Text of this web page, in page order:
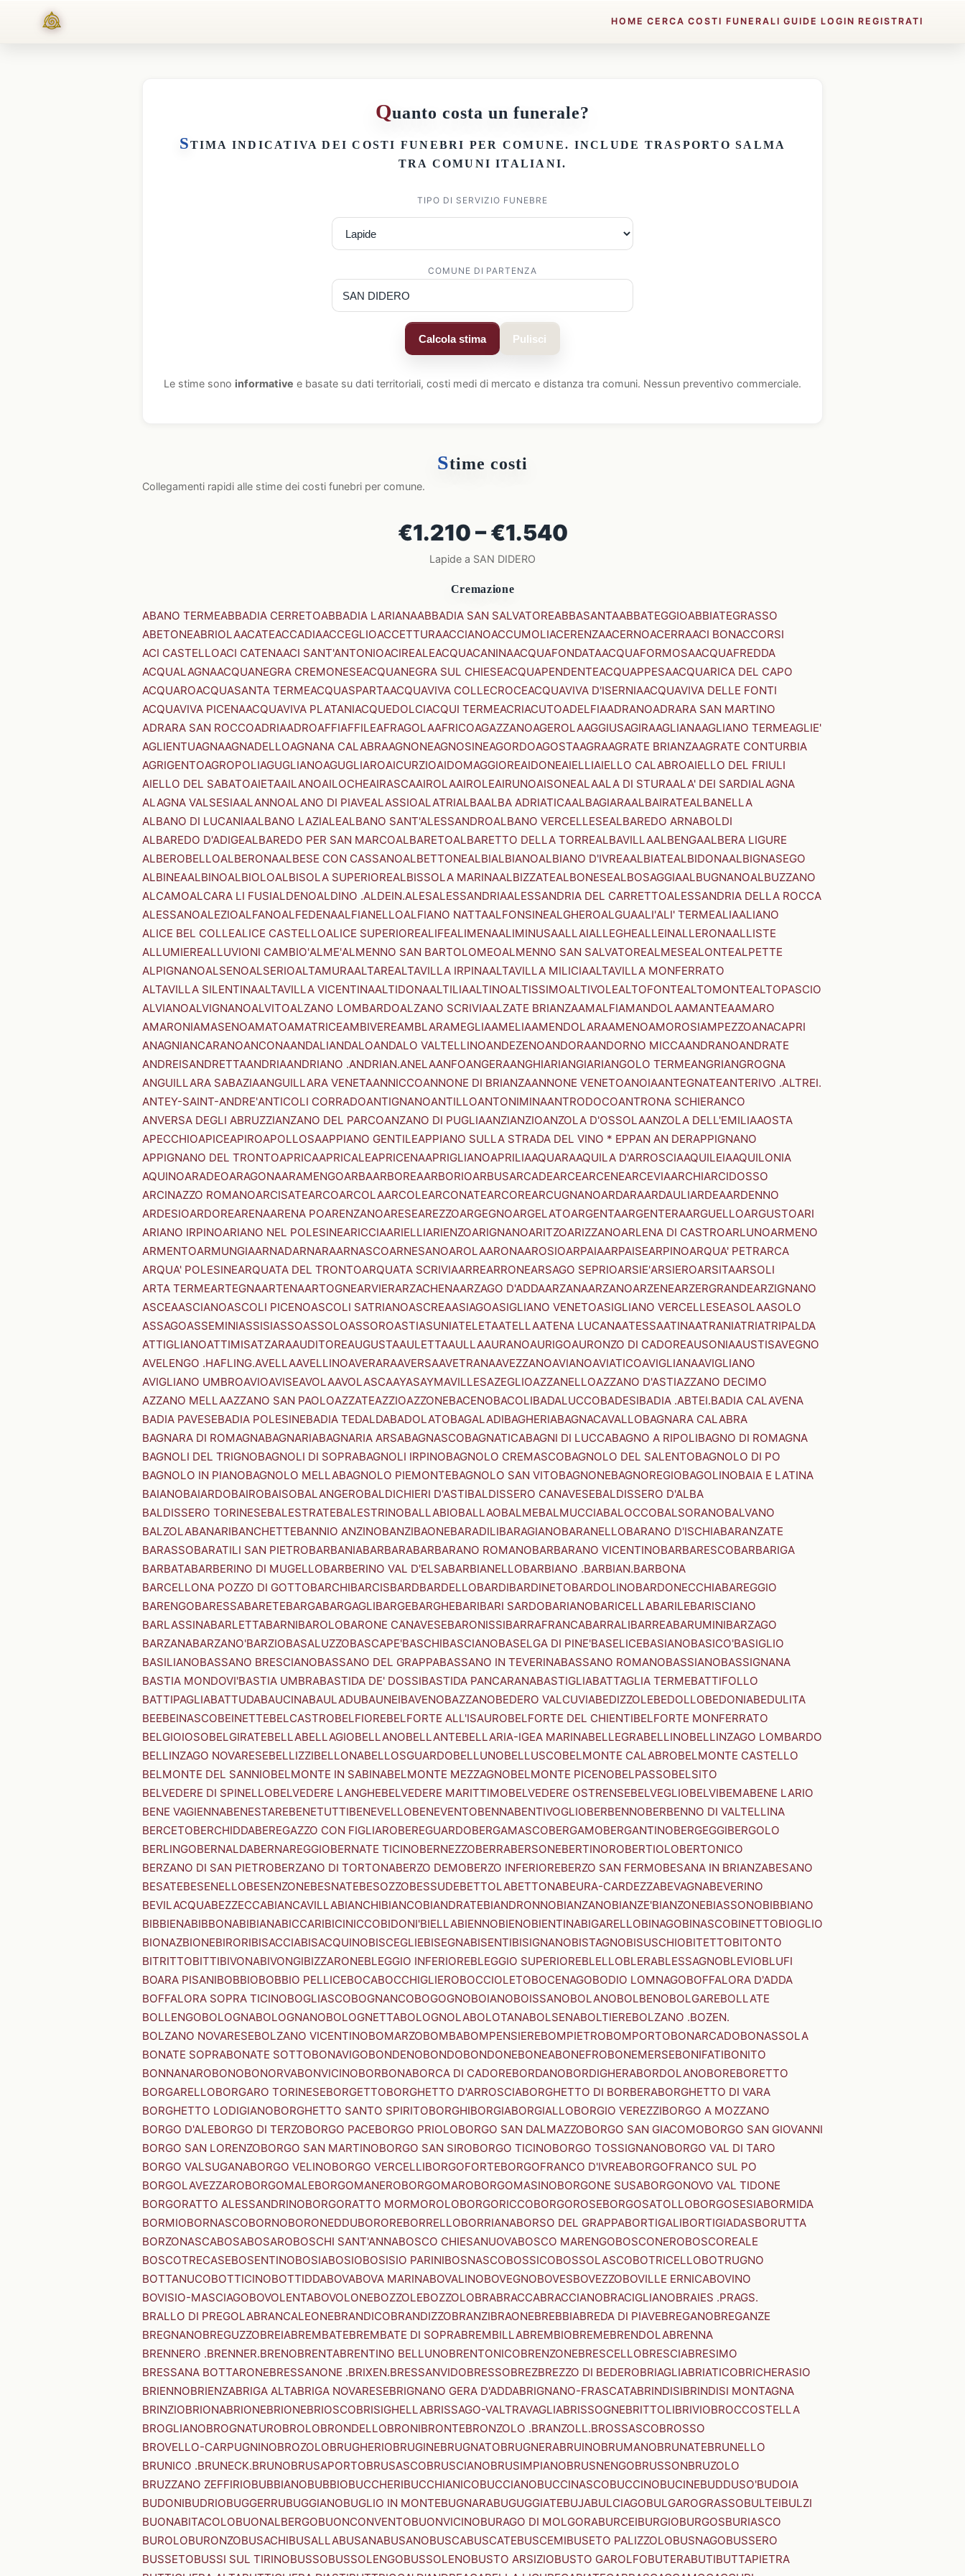
HOME CERCA COSTI FUNERALI GUIDE LOGIN REGISTRATI
Quanto costa un funerale?
STIMA INDICATIVA DEICOSTI FUNEBRI PER COMUNE. INCLUDE TRASPORTO SALMA
TRA COMUNI ITALIANI.
TIPO DI SERVIZIO FUNEBRE
COMUNE DI PARTENZA
Calcola stima Pulisci
Le stime sono informative e basate su dati territoriali, costi medi di mercato e distanza tra comuni. Nessun preventivo commerciale.
Stime costi
Collegamenti rapidi alle stime dei costi funebri per comune.
€1.210 – €1.540
Lapide a SAN DIDERO
Cremazione
ABANO TERMEABBADIA CERRETOABBADIA LARIANAABBADIA SAN SALVATOREABBASANTAABBATEGGIOABBIATEGRASSO
ABETONEABRIOLAACATEACCADIAACCEGLIOACCETTURAACCIANOACCUMOLIACERENZAACERNOACERRAACI BONACCORSI
ACI CASTELLOACI CATENAACI SANT'ANTONIOACIREALEACQUACANINAACQUAFONDATAACQUAFORMOSAACQUAFREDDA
ACQUALAGNAACQUANEGRA CREMONESEACQUANEGRA SUL CHIESEACQUAPENDENTEACQUAPPESAACQUARICA DEL CAPO
ACQUAROACQUASANTA TERMEACQUASPARTAACQUAVIVA COLLECROCEACQUAVIVA D'ISERNIAACQUAVIVA DELLE FONTI
ACQUAVIVA PICENAACQUAVIVA PLATANIACQUEDOLCIACQUI TERMEACRIACUTOADELFIAADRANOADRARA SAN MARTINO
ADRARA SAN ROCCOADRIAADROAFFIAFFILEAFRAGOLAAFRICOAGAZZANOAGEROLAAGGIUSAGIRAAGLIANAAGLIANO TERMEAGLIE'
AGLIENTUAGNAAGNADELLOAGNANA CALABRAAGNONEAGNOSINEAGORDOAGOSTAAGRAAGRATE BRIANZAAGRATE CONTURBIA
AGRIGENTOAGROPOLIAGUGLIANOAGUGLIAROAICURZIOAIDOMAGGIOREAIDONEAIELLIAIELLO CALABROAIELLO DEL FRIULI
AIELLO DEL SABATOAIETAAILANOAILOCHEAIRASCAAIROLAAIROLEAIRUNOAISONEALAALA DI STURAALA' DEI SARDIALAGNA
ALAGNA VALSESIAALANNOALANO DI PIAVEALASSIOALATRIALBAALBA ADRIATICAALBAGIARAALBAIRATEALBANELLA
ALBANO DI LUCANIAALBANO LAZIALEALBANO SANT'ALESSANDROALBANO VERCELLESEALBAREDO ARNABOLDI
ALBAREDO D'ADIGEALBAREDO PER SAN MARCOALBARETOALBARETTO DELLA TORREALBAVILLAALBENGAALBERA LIGURE
ALBEROBELLOALBERONAALBESE CON CASSANOALBETTONEALBIALBIANOALBIANO D'IVREAALBIATEALBIDONAALBIGNASEGO
ALBINEAALBINOALBIOLOALBISOLA SUPERIOREALBISSOLA MARINAALBIZZATEALBONESEALBOSAGGIAALBUGNANOALBUZZANO
ALCAMOALCARA LI FUSIALDENOALDINO .ALDEIN.ALESALESSANDRIAALESSANDRIA DEL CARRETTOALESSANDRIA DELLA ROCCA
ALESSANOALEZIOALFANOALFEDENAALFIANELLOALFIANO NATTAALFONSINEALGHEROALGUAALI'ALI' TERMEALIAALIANO
ALICE BEL COLLEALICE CASTELLOALICE SUPERIOREALIFEALIMENAALIMINUSAALLAIALLEGHEALLEINALLERONAALLISTE
ALLUMIEREALLUVIONI CAMBIO'ALME'ALMENNO SAN BARTOLOMEOALMENNO SAN SALVATOREALMESEALONTEALPETTE
ALPIGNANOALSENOALSERIOALTAMURAALTAREALTAVILLA IRPINAALTAVILLA MILICIAALTAVILLA MONFERRATO
ALTAVILLA SILENTINAALTAVILLA VICENTINAALTIDONAALTILIAALTINOALTISSIMOALTIVOLEALTOFONTEALTOMONTEALTOPASCIO
ALVIANOALVIGNANOALVITOALZANO LOMBARDOALZANO SCRIVIAALZATE BRIANZAAMALFIAMANDOLAAMANTEAAMARO
AMARONIAMASENOAMATOAMATRICEAMBIVEREAMBLARAMEGLIAAMELIAAMENDOLARAAMENOAMOROSIAMPEZZOANACAPRI
ANAGNIANCARANOANCONAANDALIANDALOANDALO VALTELLINOANDEZENOANDORAANDORNO MICCAANDRANOANDRATE
ANDREISANDRETTAANDRIAANDRIANO .ANDRIAN.ANELAANFOANGERAANGHIARIANGIARIANGOLO TERMEANGRIANGROGNA
ANGUILLARA SABAZIAANGUILLARA VENETAANNICCOANNONE DI BRIANZAANNONE VENETOANOIAANTEGNATEANTERIVO .ALTREI.
ANTEY-SAINT-ANDRE'ANTICOLI CORRADOANTIGNANOANTILLOANTONIMINAANTRODOCOANTRONA SCHIERANCO
ANVERSA DEGLI ABRUZZIANZANO DEL PARCOANZANO DI PUGLIAANZIANZIOANZOLA D'OSSOLAANZOLA DELL'EMILIAAOSTA
APECCHIOAPICEAPIROAPOLLOSAAPPIANO GENTILEAPPIANO SULLA STRADA DEL VINO * EPPAN AN DERAPPIGNANO
APPIGNANO DEL TRONTOAPRICAAPRICALEAPRICENAAPRIGLIANOAPRILIAAQUARAAQUILA D'ARROSCIAAQUILEIAAQUILONIA
AQUINOARADEOARAGONAARAMENGOARBAARBOREAARBORIOARBUSARCADEARCEARCENEARCEVIAARCHIARCIDOSSO
ARCINAZZO ROMANOARCISATEARCOARCOLAARCOLEARCONATEARCOREARCUGNANOARDARAARDAULIARDEAARDENNO
ARDESIOARDOREARENAARENA POARENZANOARESEAREZZOARGEGNOARGELATOARGENTAARGENTERAARGUELLOARGUSTOARI
ARIANO IRPINOARIANO NEL POLESINEARICCIAARIELLIARIENZOARIGNANOARITZOARIZZANOARLENA DI CASTROARLUNOARMENO
ARMENTOARMUNGIAARNADARNARAARNASCOARNESANOAROLAARONAAROSIOARPAIAARPAISEARPINOARQUA' PETRARCA
ARQUA' POLESINEARQUATA DEL TRONTOARQUATA SCRIVIAARREARRONEARSAGO SEPRIOARSIE'ARSIEROARSITAARSOLI
ARTA TERMEARTEGNAARTENAARTOGNEARVIERARZACHENAARZAGO D'ADDAARZANAARZANOARZENEARZERGRANDEARZIGNANO
ASCEAASCIANOASCOLI PICENOASCOLI SATRIANOASCREAASIAGOASIGLIANO VENETOASIGLIANO VERCELLESEASOLAASOLO
ASSAGOASSEMINIASSISIASSOASSOLOASSOROASTIASUNIATELETAATELLAATENA LUCANAATESSAATINAATRANIATRIATRIPALDA
ATTIGLIANOATTIMISATZARAAUDITOREAUGUSTAAULETTAAULLAAURANOAURIGOAURONZO DI CADOREAUSONIAAUSTISAVEGNO
AVELENGO .HAFLING.AVELLAAVELLINOAVERARAAVERSAAVETRANAAVEZZANOAVIANOAVIATICOAVIGLIANAAVIGLIANO
AVIGLIANO UMBROAVIOAVISEAVOLAAVOLASCAAYASAYMAVILLESAZEGLIOAZZANELLOAZZANO D'ASTIAZZANO DECIMO
AZZANO MELLAAZZANO SAN PAOLOAZZATEAZZIOAZZONEBACENOBACOLIBADALUCCOBADESIBADIA .ABTEI.BADIA CALAVENA
BADIA PAVESEBADIA POLESINEBADIA TEDALDABADOLATOBAGALADIBAGHERIABAGNACAVALLOBAGNARA CALABRA
BAGNARA DI ROMAGNABAGNARIABAGNARIA ARSABAGNASCOBAGNATICABAGNI DI LUCCABAGNO A RIPOLIBAGNO DI ROMAGNA
BAGNOLI DEL TRIGNOBAGNOLI DI SOPRABAGNOLI IRPINOBAGNOLO CREMASCOBAGNOLO DEL SALENTOBAGNOLO DI PO
BAGNOLO IN PIANOBAGNOLO MELLABAGNOLO PIEMONTEBAGNOLO SAN VITOBAGNONEBAGNOREGIOBAGOLINOBAIA E LATINA
BAIANOBAIARDOBAIROBAISOBALANGEROBALDICHIERI D'ASTIBALDISSERO CANAVESEBALDISSERO D'ALBA
BALDISSERO TORINESEBALESTRATEBALESTRINOBALLABIOBALLAOBALMEBALMUCCIABALOCCOBALSORANOBALVANO
BALZOLABANARIBANCHETTEBANNIO ANZINOBANZIBAONEBARADILIBARAGIANOBARANELLOBARANO D'ISCHIABARANZATE
BARASSOBARATILI SAN PIETROBARBANIABARBARABARBARANO ROMANOBARBARANO VICENTINOBARBARESCOBARBARIGA
BARBATABARBERINO DI MUGELLOBARBERINO VAL D'ELSABARBIANELLOBARBIANO .BARBIAN.BARBONA
BARCELLONA POZZO DI GOTTOBARCHIBARCISBARDBARDELLOBARDIBARDINETOBARDOLINOBARDONECCHIABAREGGIO
BARENGOBARESSABARETEBARGABARGAGLIBARGEBARGHEBARIBARI SARDOBARIANOBARICELLABARILEBARISCIANO
BARLASSINABARLETTABARNIBAROLOBARONE CANAVESEBARONISSIBARRAFRANCABARRALIBARREABARUMINIBARZAGO
BARZANABARZANO'BARZIOBASALUZZOBASCAPE'BASCHIBASCIANOBASELGA DI PINE'BASELICEBASIANOBASICO'BASIGLIO
BASILIANOBASSANO BRESCIANOBASSANO DEL GRAPPABASSANO IN TEVERINABASSANO ROMANOBASSIANOBASSIGNANA
BASTIA MONDOVI'BASTIA UMBRABASTIDA DE' DOSSIBASTIDA PANCARANABASTIGLIABATTAGLIA TERMEBATTIFOLLO
BATTIPAGLIABATTUDABAUCINABAULADUBAUNEIBAVENOBAZZANOBEDERO VALCUVIABEDIZZOLEBEDOLLOBEDONIABEDULITA
BEEBEINASCOBEINETTEBELCASTROBELFIOREBELFORTE ALL'ISAUROBELFORTE DEL CHIENTIBELFORTE MONFERRATO
BELGIOIOSOBELGIRATEBELLABELLAGIOBELLANOBELLANTEBELLARIA-IGEA MARINABELLEGRABELLINOBELLINZAGO LOMBARDO
BELLINZAGO NOVARESEBELLIZZIBELLONABELLOSGUARDOBELLUNOBELLUSCOBELMONTE CALABROBELMONTE CASTELLO
BELMONTE DEL SANNIOBELMONTE IN SABINABELMONTE MEZZAGNOBELMONTE PICENOBELPASSOBELSITO
BELVEDERE DI SPINELLOBELVEDERE LANGHEBELVEDERE MARITTIMOBELVEDERE OSTRENSEBELVEGLIOBELVIBEMABENE LARIO
BENE VAGIENNABENESTAREBENETUTTIBENEVELLOBENEVENTOBENNABENTIVOGLIOBERBENNOBERBENNO DI VALTELLINA
BERCETOBERCHIDDABEREGAZZO CON FIGLIAROBEREGUARDOBERGAMASCOBERGAMOBERGANTINOBERGEGGIBERGOLO
BERLINGOBERNALDABERNAREGGIOBERNATE TICINOBERNEZZOBERRABERSONEBERTINOROBERTIOLOBERTONICO
BERZANO DI SAN PIETROBERZANO DI TORTONABERZO DEMOBERZO INFERIOREBERZO SAN FERMOBESANA IN BRIANZABESANO
BESATEBESENELLOBESENZONEBESNATEBESOZZOBESSUDEBETTOLABETTONABEURA-CARDEZZABEVAGNABEVERINO
BEVILACQUABEZZECCABIANCAVILLABIANCHIBIANCOBIANDRATEBIANDRONNOBIANZANOBIANZE'BIANZONEBIASSONOBIBBIANO
BIBBIENABIBBONABIBIANABICCARIBICINICCOBIDONI'BIELLABIENNOBIENOBIENTINABIGARELLOBINAGOBINASCOBINETTOBIOGLIO
BIONAZBIONEBIRORIBISACCIABISACQUINOBISCEGLIEBISEGNABISENTIBISIGNANOBISTAGNOBISUSCHIOBITETTOBITONTO
BITRITTOBITTIBIVONABIVONGIBIZZARONEBLEGGIO INFERIOREBLEGGIO SUPERIOREBLELLOBLERABLESSAGNOBLEVIOBLUFI
BOARA PISANIBOBBIOBOBBIO PELLICEBOCABOCCHIGLIEROBOCCIOLETOBOCENAGOBODIO LOMNAGOBOFFALORA D'ADDA
BOFFALORA SOPRA TICINOBOGLIASCOBOGNANCOBOGOGNOBOIANOBOISSANOBOLANOBOLBENOBOLGAREBOLLATE
BOLLENGOBOLOGNABOLOGNANOBOLOGNETTABOLOGNOLABOLOTANABOLSENABOLTIEREBOLZANO .BOZEN.
BOLZANO NOVARESEBOLZANO VICENTINOBOMARZOBOMBABOMPENSIEREBOMPIETROBOMPORTOBONARCADOBONASSOLA
BONATE SOPRABONATE SOTTOBONAVIGOBONDENOBONDOBONDONEBONEABONEFROBONEMERSEBONIFATIBONITO
BONNANAROBONOBONORVABONVICINOBORBONABORCA DI CADOREBORDANOBORDIGHERABORDOLANOBOREBORETTO
BORGARELLOBORGARO TORINESEBORGETTOBORGHETTO D'ARROSCIABORGHETTO DI BORBERABORGHETTO DI VARA
BORGHETTO LODIGIANOBORGHETTO SANTO SPIRITOBORGHIBORGIABORGIALLOBORGIO VEREZZIBORGO A MOZZANO
BORGO D'ALEBORGO DI TERZOBORGO PACEBORGO PRIOLOBORGO SAN DALMAZZOBORGO SAN GIACOMOBORGO SAN GIOVANNI
BORGO SAN LORENZOBORGO SAN MARTINOBORGO SAN SIROBORGO TICINOBORGO TOSSIGNANOBORGO VAL DI TARO
BORGO VALSUGANABORGO VELINOBORGO VERCELLIBORGOFORTEBORGOFRANCO D'IVREABORGOFRANCO SUL PO
BORGOLAVEZZAROBORGOMALEBORGOMANEROBORGOMAROBORGOMASINOBORGONE SUSABORGONOVO VAL TIDONE
BORGORATTO ALESSANDRINOBORGORATTO MORMOROLOBORGORICCOBORGOROSEBORGOSATOLLOBORGOSESIABORMIDA
BORMIOBORNASCOBORNOBORONEDDUBOROREBORRELLOBORRIANABORSO DEL GRAPPABORTIGALIBORTIGIADASBORUTTA
BORZONASCABOSABOSAROBOSCHI SANT'ANNABOSCO CHIESANUOVABOSCO MARENGOBOSCONEROBOSCOREALE
BOSCOTRECASEBOSENTINOBOSIABOSIOBOSISIO PARINIBOSNASCOBOSSICOBOSSOLASCOBOTRICELLOBOTRUGNO
BOTTANUCOBOTTICINOBOTTIDDABOVABOVA MARINABOVALINOBOVEGNOBOVESBOVEZZOBOVILLE ERNICABOVINO
BOVISIO-MASCIAGOBOVOLENTABOVOLONEBOZZOLEBOZZOLOBRABRACCABRACCIANOBRACIGLIANOBRAIES .PRAGS.
BRALLO DI PREGOLABRANCALEONEBRANDICOBRANDIZZOBRANZIBRAONEBREBBIABREDA DI PIAVEBREGANOBREGANZE
BREGNANOBREGUZZOBREIABREMBATEBREMBATE DI SOPRABREMBILLABREMBIOBREMEBRENDOLABRENNA
BRENNERO .BRENNER.BRENOBRENTABRENTINO BELLUNOBRENTONICOBRENZONEBRESCELLOBRESCIABRESIMO
BRESSANA BOTTARONEBRESSANONE .BRIXEN.BRESSANVIDOBRESSOBREZBREZZO DI BEDEROBRIAGLIABRIATICOBRICHERASIO
BRIENNOBRIENZABRIGA ALTABRIGA NOVARESEBRIGNANO GERA D'ADDABRIGNANO-FRASCATABRINDISIBRINDISI MONTAGNA
BRINZIOBRIONABRIONEBRIONEBRIOSCOBRISIGHELLABRISSAGO-VALTRAVAGLIABRISSOGNEBRITTOLIBRIVIOBROCCOSTELLA
BROGLIANOBROGNATUROBROLOBRONDELLOBRONIBRONTEBRONZOLO .BRANZOLL.BROSSASCOBROSSO
BROVELLO-CARPUGNINOBROZOLOBRUGHERIOBRUGINEBRUGNATOBRUGNERABRUINOBRUMANOBRUNATEBRUNELLO
BRUNICO .BRUNECK.BRUNOBRUSAPORTOBRUSASCOBRUSCIANOBRUSIMPIANOBRUSNENGOBRUSSONBRUZOLO
BRUZZANO ZEFFIRIOBUBBIANOBUBBIOBUCCHERIBUCCHIANICOBUCCIANOBUCCINASCOBUCCINOBUCINEBUDDUSO'BUDOIA
BUDONIBUDRIOBUGGERRUBUGGIANOBUGLIO IN MONTEBUGNARABUGUGGIATEBUJABULCIAGOBULGAROGRASSOBULTEIBULZI
BUONABITACOLOBUONALBERGOBUONCONVENTOBUONVICINOBURAGO DI MOLGORABURCEIBURGIOBURGOSBURIASCO
BUROLOBURONZOBUSACHIBUSALLABUSANABUSANOBUSCABUSCATEBUSCEMIBUSETO PALIZZOLOBUSNAGOBUSSERO
BUSSETOBUSSI SUL TIRINOBUSSOBUSSOLENGOBUSSOLENOBUSTO ARSIZIOBUSTO GAROLFOBUTERABUTIBUTTAPIETRA